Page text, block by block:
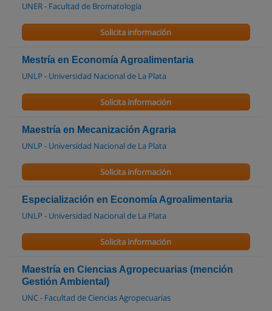
UNER - Facultad de Bromatología
Solicita información
Mestría en Economía Agroalimentaria
UNLP - Universidad Nacional de La Plata
Solicita información
Maestría en Mecanización Agraria
UNLP - Universidad Nacional de La Plata
Solicita información
Especialización en Economía Agroalimentaria
UNLP - Universidad Nacional de La Plata
Solicita información
Maestría en Ciencias Agropecuarias (mención
Gestión Ambiental)
UNC - Facultad de Ciencias Agropecuarias